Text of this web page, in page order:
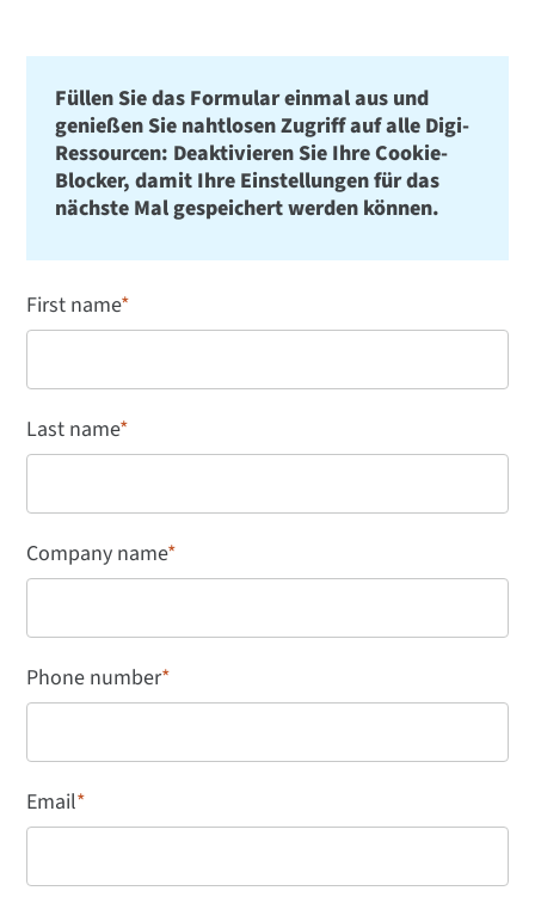
Füllen Sie das Formular einmal aus und
genießen Sie nahtlosen Zugriff auf alle Digi-
Ressourcen: Deaktivieren Sie Ihre Cookie-
Blocker, damit Ihre Einstellungen für das
nächste Mal gespeichert werden können.
First name*
Last name*
Company name*
Phone number*
Email*